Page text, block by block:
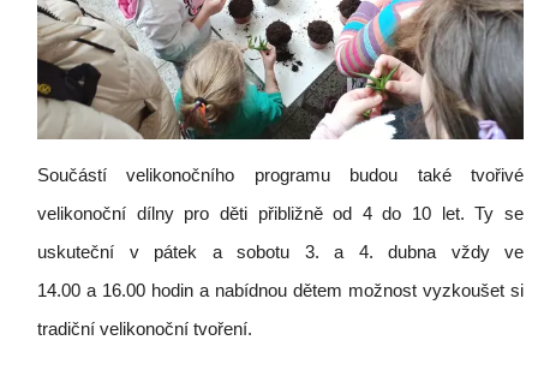
Součástí velikonočního programu budou také tvořivé
velikonoční dílny pro děti přibližně od 4 do 10 let. Ty se
uskuteční v pátek a sobotu 3. a 4. dubna vždy ve
14.00 a 16.00 hodin a nabídnou dětem možnost vyzkoušet si
tradiční velikonoční tvoření.